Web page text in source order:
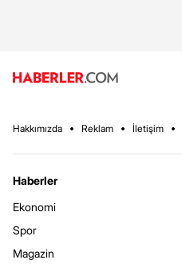
Hakkımızda Reklam İletişim
Haberler
Ekonomi
Spor
Magazin